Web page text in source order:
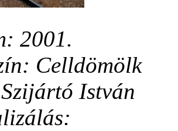
2001.
Celldömölk
István